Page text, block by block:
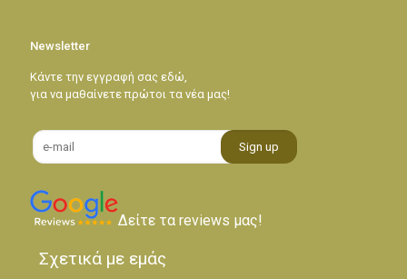
Newsletter
Κάντε την εγγραφή σας εδώ,
για να μαθαίνετε πρώτοι τα νέα μας!
Δείτε τα reviews μας!
Σχετικά με εμάς